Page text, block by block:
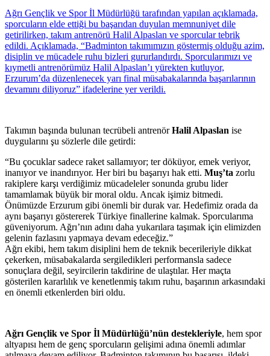
Ağrı Gençlik ve Spor İl Müdürlüğü tarafından yapılan açıklamada,
sporcuların elde ettiği bu başarıdan duyulan memnuniyet dile
getirilirken, takım antrenörü Halil Alpaslan ve sporcular tebrik
edildi. Açıklamada, “Badminton takımımızın göstermiş olduğu azim,
disiplin ve mücadele ruhu bizleri gururlandırdı. Sporcularımızı ve
kıymetli antrenörümüz Halil Alpaslan’ı yürekten kutluyor,
Erzurum’da düzenlenecek yarı final müsabakalarında başarılarının
devamını diliyoruz” ifadelerine yer verildi.
Takımın başında bulunan tecrübeli antrenörHalil Alpaslan ise
duygularını şu sözlerle dile getirdi:
“Bu çocuklar sadece raket sallamıyor; ter döküyor, emek veriyor,
inanıyor ve inandırıyor. Her biri bu başarıyı hak etti. Muş’ta zorlu
rakiplere karşı verdiğimiz mücadeleler sonunda grubu lider
tamamlamak büyük bir moral oldu. Ancak işimiz bitmedi.
Önümüzde Erzurum gibi önemli bir durak var. Hedefimiz orada da
aynı başarıyı göstererek Türkiye finallerine kalmak. Sporcularıma
güveniyorum. Ağrı’nın adını daha yukarılara taşımak için elimizden
gelenin fazlasını yapmaya devam edeceğiz.”
Ağrı ekibi, hem takım disiplini hem de teknik becerileriyle dikkat
çekerken, müsabakalarda sergiledikleri performansla sadece
sonuçlara değil, seyircilerin takdirine de ulaştılar. Her maçta
gösterilen kararlılık ve kenetlenmiş takım ruhu, başarının arkasındaki
en önemli etkenlerden biri oldu.
Ağrı Gençlik ve Spor İl Müdürlüğü’nün destekleriyle, hem spor
altyapısı hem de genç sporcuların gelişimi adına önemli adımlar